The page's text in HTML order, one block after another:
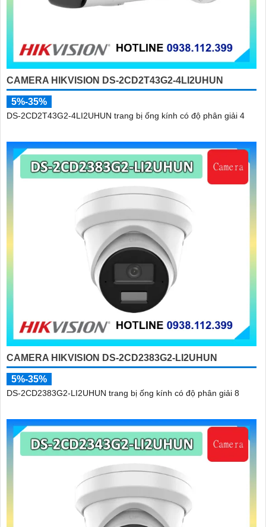
CAMERA HIKVISION DS-2CD2T43G2-4LI2UHUN
5%-35%
DS-2CD2T43G2-4LI2UHUN trang bị ống kính có độ phân giải 4
CAMERA HIKVISION DS-2CD2383G2-LI2UHUN
5%-35%
DS-2CD2383G2-LI2UHUN trang bị ống kính có độ phân giải 8